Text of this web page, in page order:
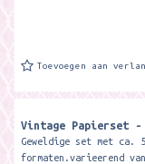
Toevoegen aan
Vintage Papierset
Geweldige set met
formaten.varieerend